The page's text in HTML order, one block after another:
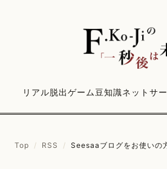
リアル脱出ゲーム豆知識ネットサ
Top / RSS / Seesaaブログをお使いの